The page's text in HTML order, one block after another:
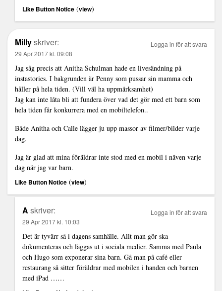
Like Button Notice (view)
Millyskriver:
29 Apr 2017 kl. 09:08
Jag såg precis att Anitha Schulman hade en livesändning på
instastories. I bakgrunden är Penny som pussar sin mamma och
håller på hela tiden. (Vill väl ha uppmärksamhet)
Jag kan inte låta bli att fundera över vad det gör med ett barn som
hela tiden får konkurrera med en mobiltelefon..
Både Anitha och Calle lägger ju upp massor av filmer/bilder varje
dag.
Jag är glad att mina föräldrar inte stod med en mobil i näven varje
dag när jag var barn.
Like Button Notice (view)
Logga in för att svara
A skriver:
29 Apr 2017 kl. 10:03
Det är tyvärr så i dagens samhälle. Allt man gör ska
dokumenteras och läggas ut i sociala medier. Samma med Paula
och Hugo som exponerar sina barn. Gå man på café eller
restaurang så sitter föräldrar med mobilen i handen och barnen
med iPad ……
Logga in för att svara